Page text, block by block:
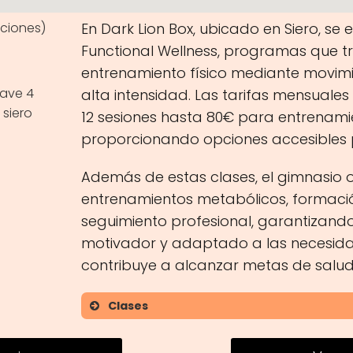
4
siero
En Dark Lion Box, ubicado en Siero, se
Functional Wellness, programas que
entrenamiento físico mediante
alta intensidad. Las tarifas
12 sesiones hasta 80€ para
proporcionando opciones
Además de estas clases, el gimnasio
entrenamientos metabólicos,
seguimiento profesional,
motivador y adaptado a las
contribuye a alcanzar metas de
Clases
HIFT